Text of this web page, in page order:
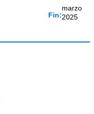
Fin:
marzo
2025